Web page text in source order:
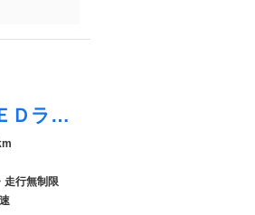
Ｘ３ ２０ ｘＤｒｉｖｅ Ｘライン 禁煙車 フルセグ ＬＥＤライト １９ＡＷ コーナーセンサー Ａ トランク ハーマンカードン アクティブクルーズ レーンチェンジ＆ディパーチャーウォーニング ヴェガンザエスプレッソブラウン
走行無制限